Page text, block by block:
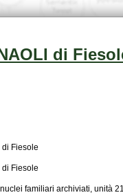
di
Fiesole
Fiesole
familiari archiviati, unità